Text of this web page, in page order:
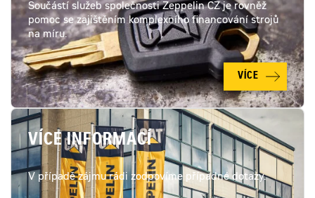
Součástí služeb společnosti Zeppelin CZ je rovněž
pomoc se zajištěním komplexního financování strojů
na míru.
VÍCE
VÍCE INFORMACÍ
V případě zájmu rádi zodpovíme případné dotazy.